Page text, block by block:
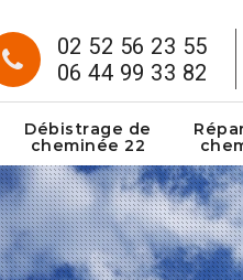
02 52 56 23 55
06 44 99 33 82
Débistrage de
cheminée 22